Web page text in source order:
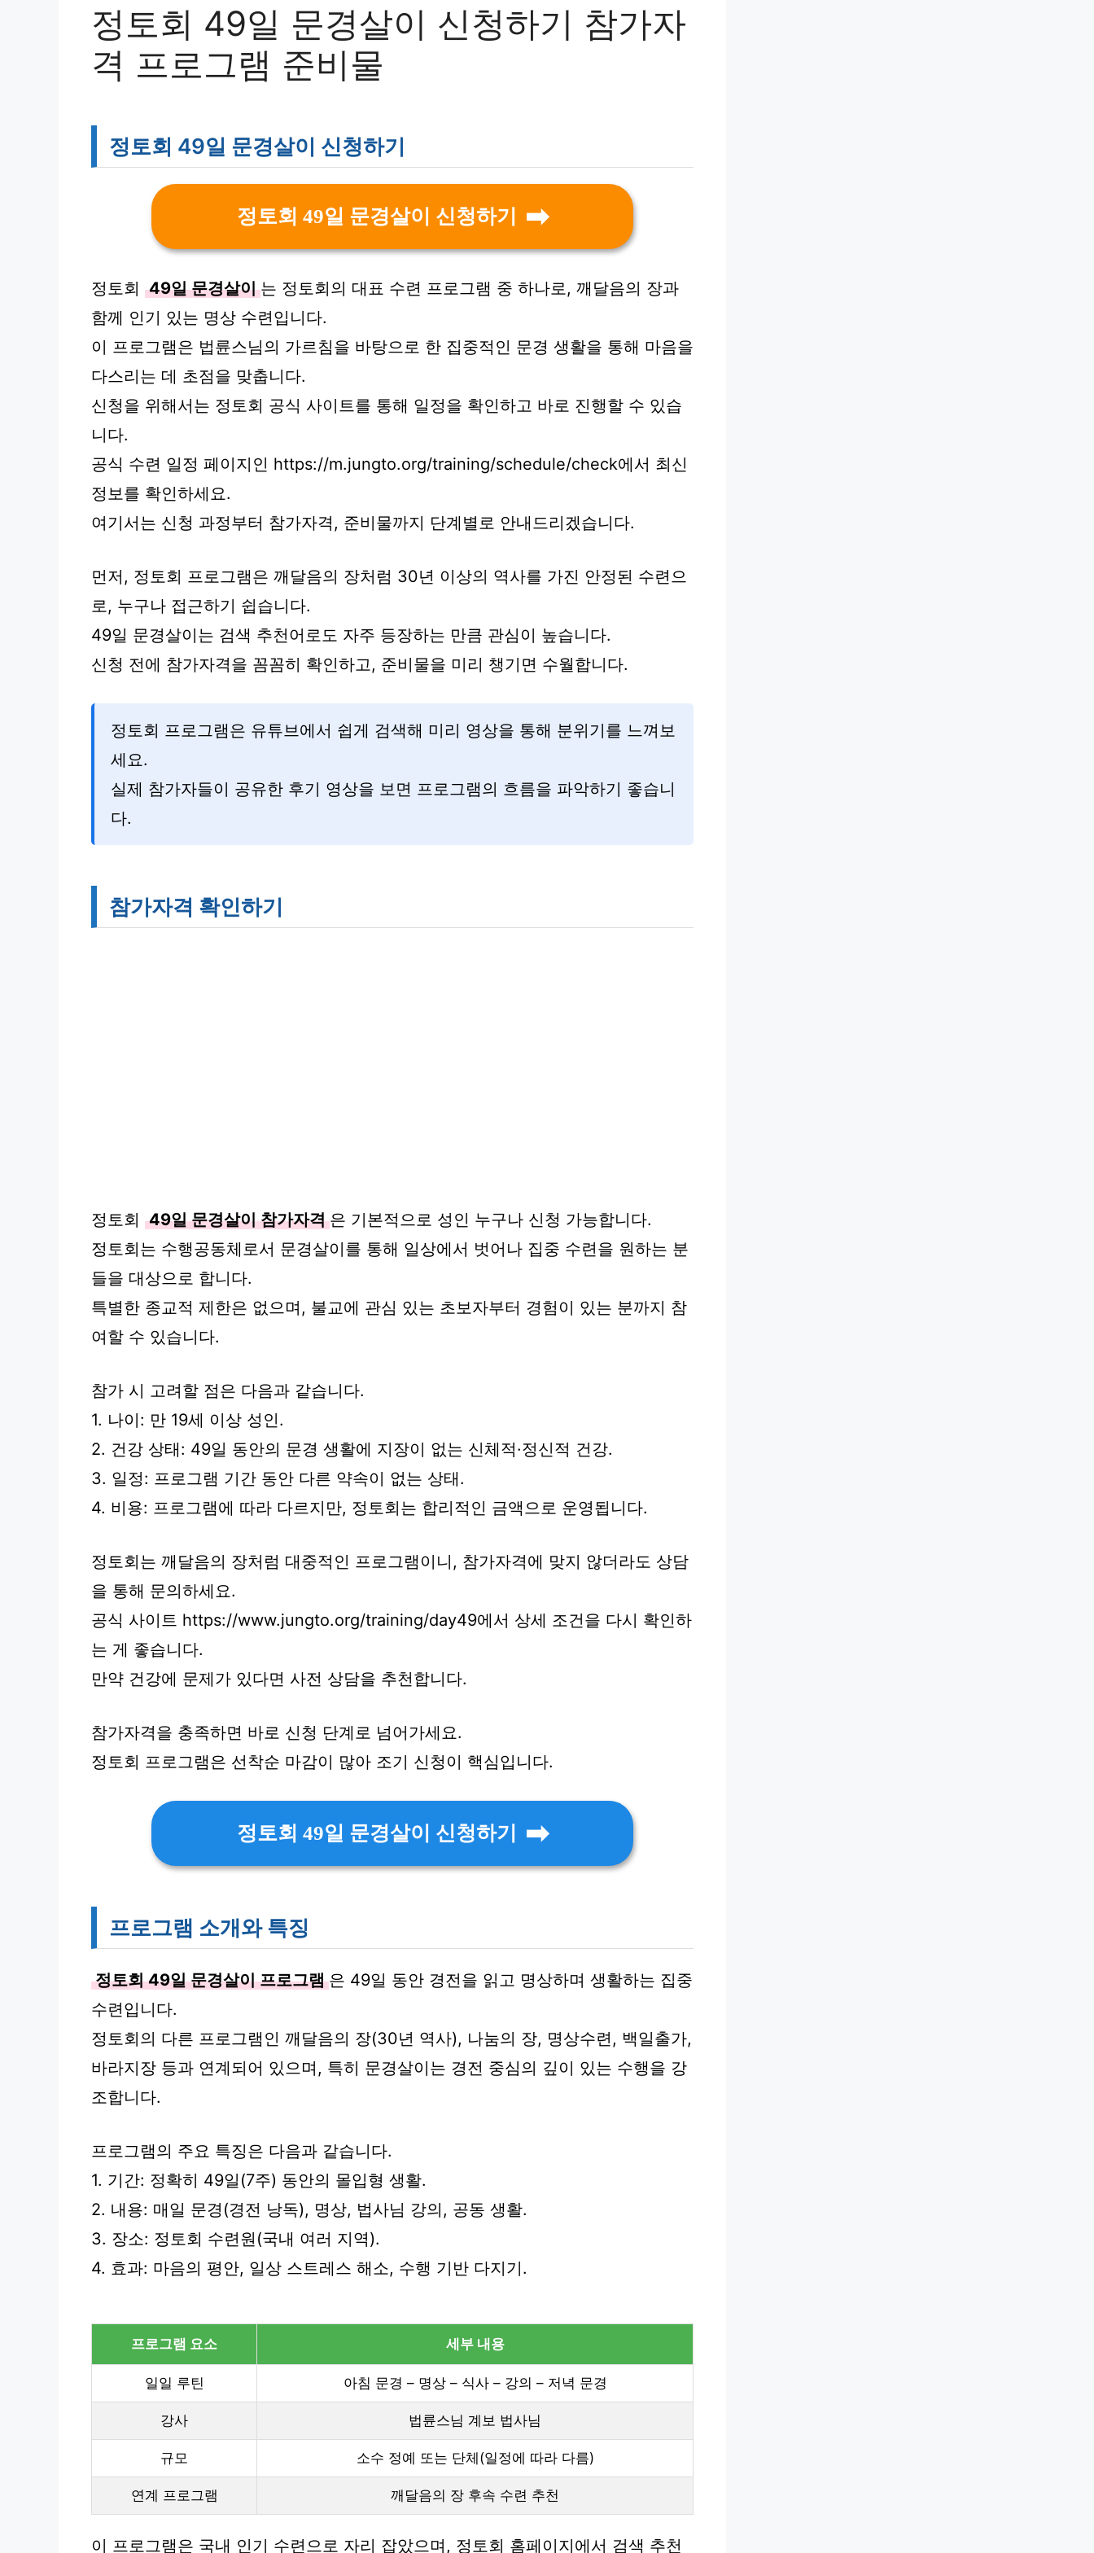
정토회 49일 문경살이 신청하기 참가자
격 프로그램 준비물
정토회 49일 문경살이 신청하기
정토회 49일 문경살이 신청하기
정토회 49일 문경살이 는 정토회의 대표 수련 프로그램 중 하나로, 깨달음의 장과
함께 인기 있는 명상 수련입니다.
이 프로그램은 법륜스님의 가르침을 바탕으로 한 집중적인 문경 생활을 통해 마음을
다스리는 데 초점을 맞춥니다.
신청을 위해서는 정토회 공식 사이트를 통해 일정을 확인하고 바로 진행할 수 있습
니다.
공식 수련 일정 페이지인 https://m.jungto.org/training/schedule/check에서 최신
정보를 확인하세요.
여기서는 신청 과정부터 참가자격, 준비물까지 단계별로 안내드리겠습니다.
먼저, 정토회 프로그램은 깨달음의 장처럼 30년 이상의 역사를 가진 안정된 수련으
로, 누구나 접근하기 쉽습니다.
49일 문경살이는 검색 추천어로도 자주 등장하는 만큼 관심이 높습니다.
신청 전에 참가자격을 꼼꼼히 확인하고, 준비물을 미리 챙기면 수월합니다.
정토회 프로그램은 유튜브에서 쉽게 검색해 미리 영상을 통해 분위기를 느껴보
세요.
실제 참가자들이 공유한 후기 영상을 보면 프로그램의 흐름을 파악하기 좋습니
다.
참가자격 확인하기
정토회 49일 문경살이 참가자격 은 기본적으로 성인 누구나 신청 가능합니다.
정토회는 수행공동체로서 문경살이를 통해 일상에서 벗어나 집중 수련을 원하는 분
들을 대상으로 합니다.
특별한 종교적 제한은 없으며, 불교에 관심 있는 초보자부터 경험이 있는 분까지 참
여할 수 있습니다.
참가 시 고려할 점은 다음과 같습니다.
1. 나이: 만 19세 이상 성인.
2. 건강 상태: 49일 동안의 문경 생활에 지장이 없는 신체적·정신적 건강.
3. 일정: 프로그램 기간 동안 다른 약속이 없는 상태.
4. 비용: 프로그램에 따라 다르지만, 정토회는 합리적인 금액으로 운영됩니다.
정토회는 깨달음의 장처럼 대중적인 프로그램이니, 참가자격에 맞지 않더라도 상담
을 통해 문의하세요.
공식 사이트 https://www.jungto.org/training/day49에서 상세 조건을 다시 확인하
는 게 좋습니다.
만약 건강에 문제가 있다면 사전 상담을 추천합니다.
참가자격을 충족하면 바로 신청 단계로 넘어가세요.
정토회 프로그램은 선착순 마감이 많아 조기 신청이 핵심입니다.
정토회 49일 문경살이 신청하기
프로그램 소개와 특징
정토회 49일 문경살이 프로그램 은 49일 동안 경전을 읽고 명상하며 생활하는 집중
수련입니다.
정토회의 다른 프로그램인 깨달음의 장(30년 역사), 나눔의 장, 명상수련, 백일출가,
바라지장 등과 연계되어 있으며, 특히 문경살이는 경전 중심의 깊이 있는 수행을 강
조합니다.
프로그램의 주요 특징은 다음과 같습니다.
1. 기간: 정확히 49일(7주) 동안의 몰입형 생활.
2. 내용: 매일 문경(경전 낭독), 명상, 법사님 강의, 공동 생활.
3. 장소: 정토회 수련원(국내 여러 지역).
4. 효과: 마음의 평안, 일상 스트레스 해소, 수행 기반 다지기.
프로그램 요소 세부 내용
일일 루틴 아침 문경 – 명상 – 식사 – 강의 – 저녁 문경
강사 법륜스님 계보 법사님
규모 소수 정예 또는 단체(일정에 따라 다름)
연계 프로그램 깨달음의 장 후속 수련 추천
이 프로그램은 국내 인기 수련으로 자리 잡았으며, 정토회 홈페이지에서 검색 추천